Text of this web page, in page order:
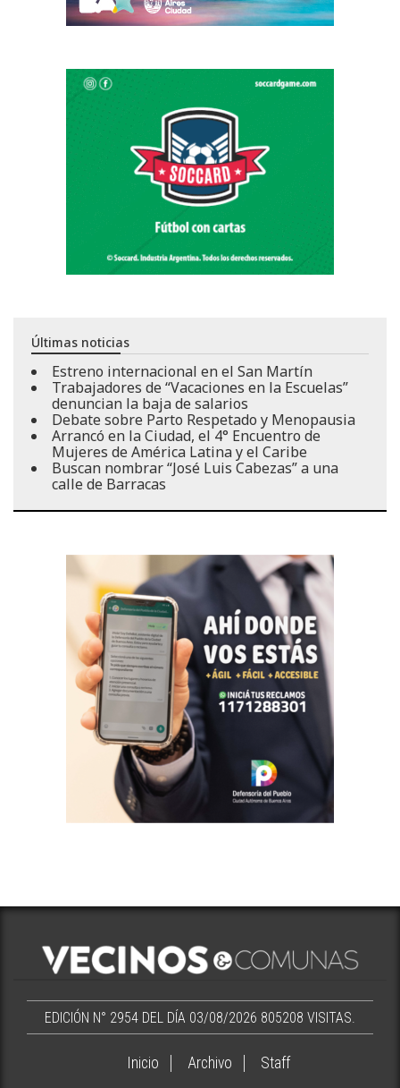
Últimas noticias
Estreno internacional en el San Martín
Trabajadores de “Vacaciones en la Escuelas”
denuncian la baja de salarios
Debate sobre Parto Respetado y Menopausia
Arrancó en la Ciudad, el 4° Encuentro de
Mujeres de América Latina y el Caribe
Buscan nombrar “José Luis Cabezas” a una
calle de Barracas
EDICIÓN N° 2954 DEL DÍA 03/08/2026 805208 VISITAS.
Inicio Archivo Staff